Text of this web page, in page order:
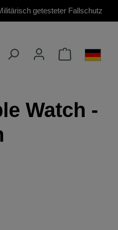
getesteter Fallschutz
Watch -